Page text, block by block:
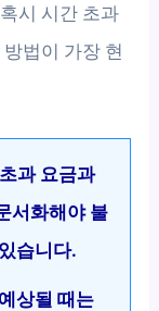
시 시간 초과
법이 가장 현
과 요금과
서화해야 불
습니다.
상될 때는